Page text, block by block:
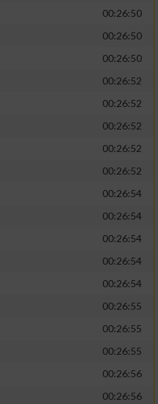
00:26:50
00:26:50
00:26:50
00:26:52
00:26:52
00:26:52
00:26:52
00:26:52
00:26:54
00:26:54
00:26:54
00:26:54
00:26:54
00:26:55
00:26:55
00:26:55
00:26:56
00:26:56